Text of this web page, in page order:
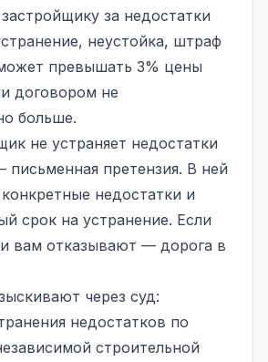
за недостатки
неустойка, штраф
превышать 3% цены
договором не
больше.
не устраняет недостатки
претензия. В ней
недостатки и
срок на устранение. Если
вам отказывают — дорога в
через суд:
недостатков по
строительной